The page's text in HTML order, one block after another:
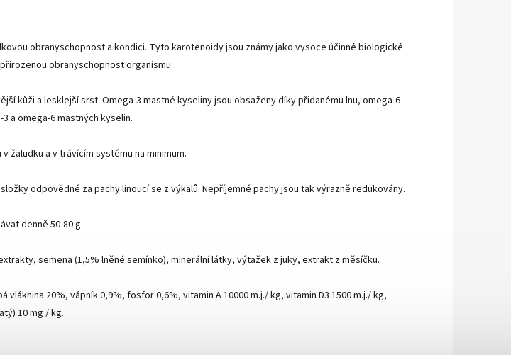
obranyschopnost a kondici. Tyto karotenoidy jsou známy jako vysoce účinné biologické
obranyschopnost organismu.
kůži a lesklejší srst. Omega-3 mastné kyseliny jsou obsaženy díky přidanému lnu, omega-6
a omega-6 mastných kyselin.
žaludku a v trávícím systému na minimum.
odpovědné za pachy linoucí se z výkalů. Nepříjemné pachy jsou tak výrazně redukovány.
denně 50-80 g.
semena (1,5% lněné semínko), minerální látky, výtažek z juky, extrakt z měsíčku.
20%, vápník 0,9%, fosfor 0,6%, vitamin A 10000 m.j./ kg, vitamin D3 1500 m.j./ kg,
10 mg / kg.